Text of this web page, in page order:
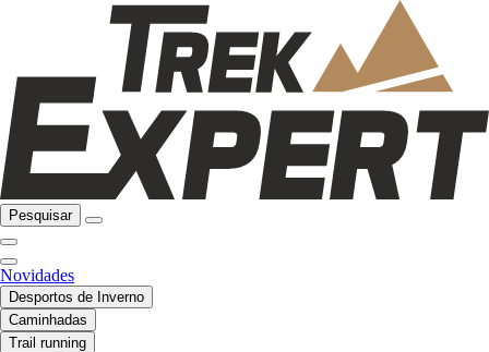
Pesquisar
Novidades
Desportos de Inverno
Caminhadas
Trail running